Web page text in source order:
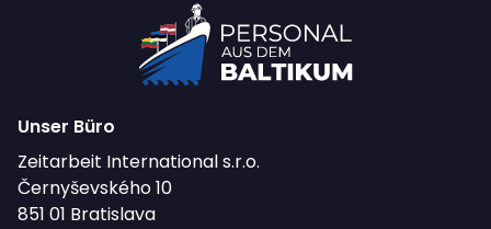
Unser Büro
Zeitarbeit International s.r.o.
Černyševského 10
851 01 Bratislava